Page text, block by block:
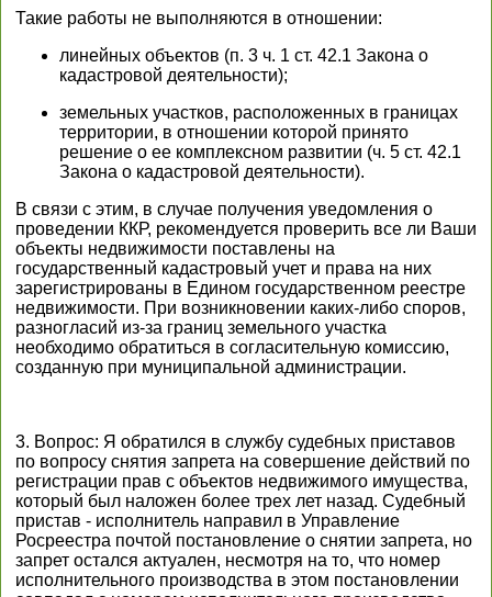
Такие работы не выполняются в отношении:
линейных объектов (п. 3 ч. 1 ст. 42.1 Закона о
кадастровой деятельности);
земельных участков, расположенных в границах
территории, в отношении которой принято
решение о ее комплексном развитии (ч. 5 ст. 42.1
Закона о кадастровой деятельности).
В связи с этим, в случае получения уведомления о
проведении ККР, рекомендуется проверить все ли Ваши
объекты недвижимости поставлены на
государственный кадастровый учет и права на них
зарегистрированы в Едином государственном реестре
недвижимости. При возникновении каких-либо споров,
разногласий из-за границ земельного участка
необходимо обратиться в согласительную комиссию,
созданную при муниципальной администрации.
3. Вопрос: Я обратился в службу судебных приставов
по вопросу снятия запрета на совершение действий по
регистрации прав с объектов недвижимого имущества,
который был наложен более трех лет назад. Судебный
пристав - исполнитель направил в Управление
Росреестра почтой постановление о снятии запрета, но
запрет остался актуален, несмотря на то, что номер
исполнительного производства в этом постановлении